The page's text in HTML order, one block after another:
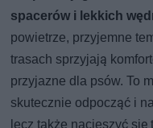
spacerów i lekkich
powietrze, przyjemne
trasach sprzyjają
przyjazne dla psów. To
skutecznie odpocząć i
lecz także nacieszyć